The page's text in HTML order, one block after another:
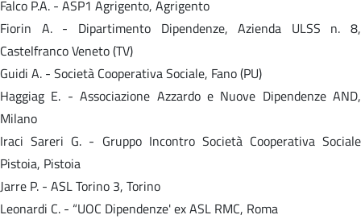
Falco P.A. - ASP1 Agrigento, Agrigento
Fiorin A. - Dipartimento Dipendenze, Azienda ULSS n. 8,
Castelfranco Veneto (TV)
Guidi A. - Società Cooperativa Sociale, Fano (PU)
Haggiag E. - Associazione Azzardo e Nuove Dipendenze AND,
Milano
Iraci Sareri G. - Gruppo Incontro Società Cooperativa Sociale
Pistoia, Pistoia
Jarre P. - ASL Torino 3, Torino
Leonardi C. - “UOC Dipendenze' ex ASL RMC, Roma